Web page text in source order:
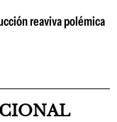
reaviva polémica